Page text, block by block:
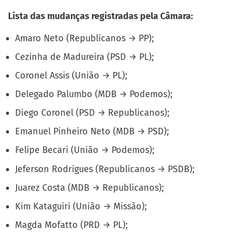
Lista das mudanças registradas pela Câmara:
Amaro Neto (Republicanos → PP);
Cezinha de Madureira (PSD → PL);
Coronel Assis (União → PL);
Delegado Palumbo (MDB → Podemos);
Diego Coronel (PSD → Republicanos);
Emanuel Pinheiro Neto (MDB → PSD);
Felipe Becari (União → Podemos);
Jeferson Rodrigues (Republicanos → PSDB);
Juarez Costa (MDB → Republicanos);
Kim Kataguiri (União → Missão);
Magda Mofatto (PRD → PL);